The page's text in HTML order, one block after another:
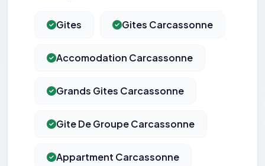
Gites Gites Carcassonne
Accomodation Carcassonne
Grands Gites Carcassonne
Gite De Groupe Carcassonne
Appartment Carcassonne